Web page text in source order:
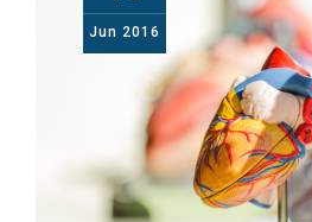
Jun 2016